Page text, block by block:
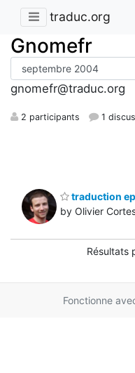
traduc.org
Gnomefr
gnomefr@traduc.org
2 participants 1
traduction
by Olivier
Résultats
Fonctionne